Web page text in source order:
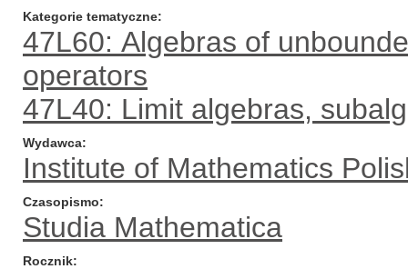
Kategorie tematyczne
47L60: Algebras of
operators
47L40: Limit algebras,
Wydawca
Institute of Mathematics
Czasopismo
Studia Mathematica
Rocznik